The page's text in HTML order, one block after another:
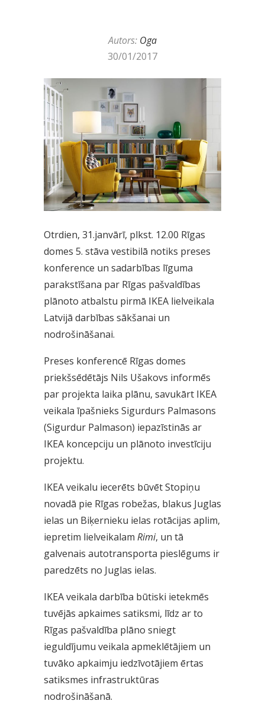
Autors: Oga
30/01/2017
Otrdien, 31.janvārī, plkst. 12.00 Rīgas
domes 5. stāva vestibilā notiks preses
konference un sadarbības līguma
parakstīšana par Rīgas pašvaldības
plānoto atbalstu pirmā IKEA lielveikala
Latvijā darbības sākšanai un
nodrošināšanai.
Preses konferencē Rīgas domes
priekšsēdētājs Nils Ušakovs informēs
par projekta laika plānu, savukārt IKEA
veikala īpašnieks Sigurdurs Palmasons
(Sigurdur Palmason) iepazīstinās ar
IKEA koncepciju un plānoto investīciju
projektu.
IKEA veikalu iecerēts būvēt Stopiņu
novadā pie Rīgas robežas, blakus Juglas
ielas un Biķernieku ielas rotācijas aplim,
iepretim lielveikalam Rimi, un tā
galvenais autotransporta pieslēgums ir
paredzēts no Juglas ielas.
IKEA veikala darbība būtiski ietekmēs
tuvējās apkaimes satiksmi, līdz ar to
Rīgas pašvaldība plāno sniegt
ieguldījumu veikala apmeklētājiem un
tuvāko apkaimju iedzīvotājiem ērtas
satiksmes infrastruktūras
nodrošināšanā.